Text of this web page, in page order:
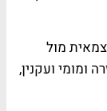
מול
ומומי ועקנין,